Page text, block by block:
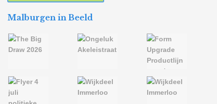
Malburgen in Beeld